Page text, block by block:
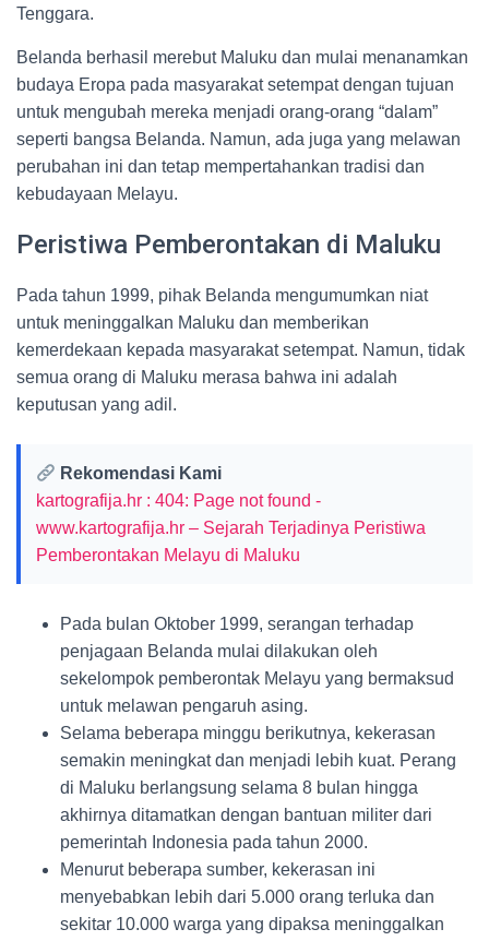
Tenggara.
Belanda berhasil merebut Maluku dan mulai menanamkan
budaya Eropa pada masyarakat setempat dengan tujuan
untuk mengubah mereka menjadi orang-orang “dalam”
seperti bangsa Belanda. Namun, ada juga yang melawan
perubahan ini dan tetap mempertahankan tradisi dan
kebudayaan Melayu.
Peristiwa Pemberontakan di Maluku
Pada tahun 1999, pihak Belanda mengumumkan niat
untuk meninggalkan Maluku dan memberikan
kemerdekaan kepada masyarakat setempat. Namun, tidak
semua orang di Maluku merasa bahwa ini adalah
keputusan yang adil.
Rekomendasi Kami
kartografija.hr : 404: Page not found -
www.kartografija.hr – Sejarah Terjadinya Peristiwa
Pemberontakan Melayu di Maluku
Pada bulan Oktober 1999, serangan terhadap
penjagaan Belanda mulai dilakukan oleh
sekelompok pemberontak Melayu yang bermaksud
untuk melawan pengaruh asing.
Selama beberapa minggu berikutnya, kekerasan
semakin meningkat dan menjadi lebih kuat. Perang
di Maluku berlangsung selama 8 bulan hingga
akhirnya ditamatkan dengan bantuan militer dari
pemerintah Indonesia pada tahun 2000.
Menurut beberapa sumber, kekerasan ini
menyebabkan lebih dari 5.000 orang terluka dan
sekitar 10.000 warga yang dipaksa meninggalkan